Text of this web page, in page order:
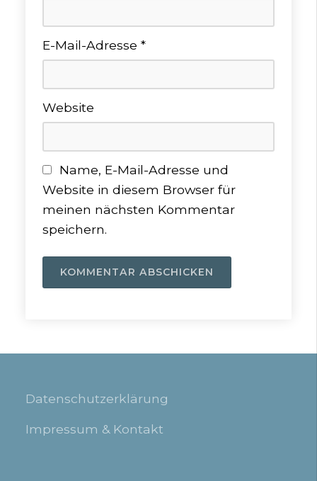
E-Mail-Adresse *
Website
Name, E-Mail-Adresse und
Website in diesem Browser für
meinen nächsten Kommentar
speichern.
Datenschutzerklärung
Impressum & Kontakt